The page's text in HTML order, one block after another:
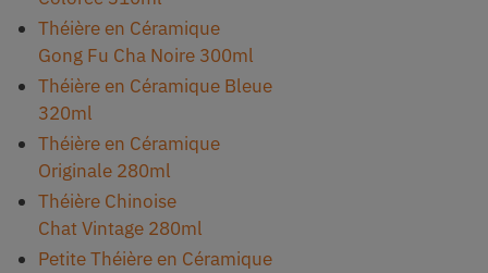
Théière en Céramique
Gong Fu Cha Noire 300ml
Théière en Céramique Bleue
320ml
Théière en Céramique
Originale 280ml
Théière Chinoise
Chat Vintage 280ml
Petite Théière en Céramique